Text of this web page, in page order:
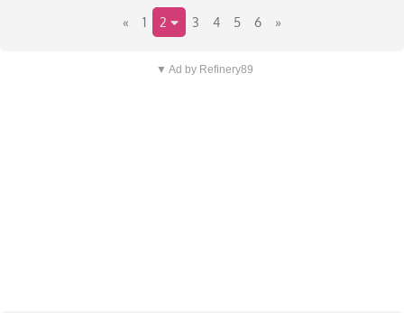
« 1 2 3 4 5 6 »
▼ Ad by Refinery89